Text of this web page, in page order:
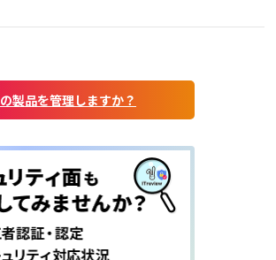
製品を管理しますか？